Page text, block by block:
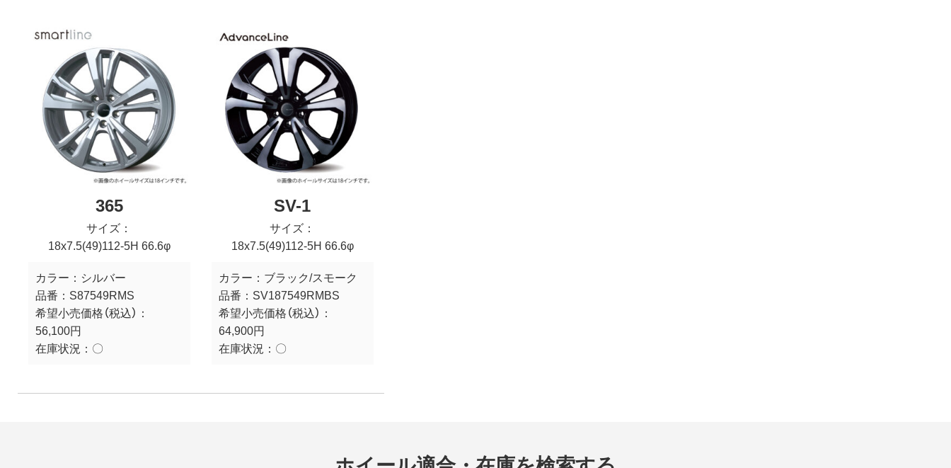
365
サイズ：
18x7.5(49)112-5H 66.6φ
カラー： シルバー
品番： S87549RMS
希望小売価格（税込）：
56,100円
在庫状況： 〇
SV-1
サイズ：
18x7.5(49)112-5H 66.6φ
カラー： ブラック/スモーク
品番： SV187549RMBS
希望小売価格（税込）：
64,900円
在庫状況： 〇